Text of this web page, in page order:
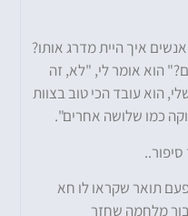
איך היית מדרג אותו?
הוא אומר לי, "לא, זה
הוא עובד הכי טוב בצוות
כמו שלושה אחרים".
תואר שקראו לו חא
מלחמה שחזר